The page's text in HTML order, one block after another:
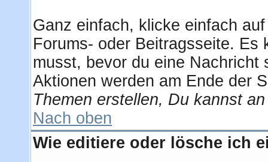
Ganz einfach, klicke einfach
Forums- oder Beitragsseite.
musst, bevor du eine Nachricht
Aktionen werden am Ende der
Themen erstellen, Du kannst
Nach oben
Wie editiere oder lösche ich